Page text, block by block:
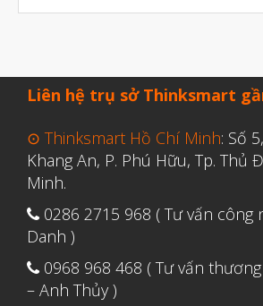
Tháng
Tháng
Tháng
Tháng
Tháng
Liên hệ trụ sở Thinksmart
⊙ Thinksmart Hồ Chí Minh: Số
Khang An, P. Phú Hữu, Tp. Thủ
Minh.
0286 2715 968 ( Tư vấn công
Danh )
0968 968 468 ( Tư vấn
– Anh Thủy )